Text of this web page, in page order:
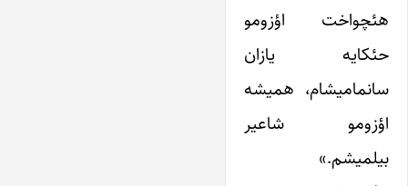
هئچواخت اؤزومو
حئکایه یازان
سانمامیشام، همیشه
اؤزومو شاعیر
بیلمیشم.»